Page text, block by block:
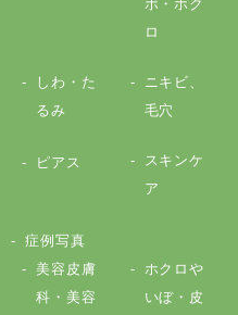
ボ・ホク
ロ
しわ・た
るみ
ニキビ、
毛穴
ピアス
スキンケ
ア
症例写真
美容皮膚
科・美容
ホクロや
いぼ・皮